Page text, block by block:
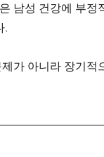
남성 건강에 부
.
가 아니라 장기